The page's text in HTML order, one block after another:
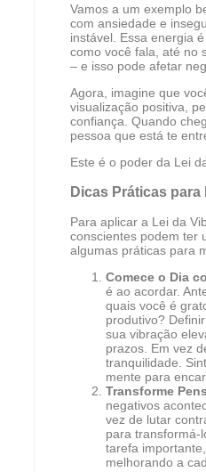
Vamos a um exemplo
com ansiedade e
instável. Essa energia
como você fala, até no
– e isso pode afetar
Agora, imagine que
visualização positiva,
confiança. Quando
pessoa que está te
Este é o poder da Lei
Dicas Práticas
Para aplicar a Lei da
conscientes podem ter
algumas práticas para
Comece o Dia
é ao acordar.
quais você é
produtivo?
sua vibração
prazos. Em vez
tranquilidade.
mente para
Transforme
negativos
vez de lutar
para transformá-
tarefa
melhorando a